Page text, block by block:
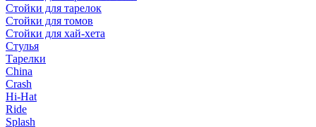
Стойки для тарелок
Стойки для томов
Стойки для хай-хета
Стулья
Тарелки
China
Crash
Hi-Hat
Ride
Splash